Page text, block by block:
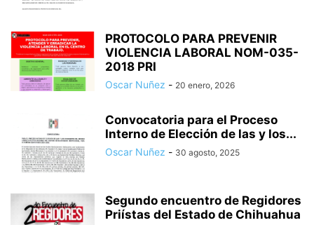
PROTOCOLO PARA PREVENIR
VIOLENCIA LABORAL NOM-035-
2018 PRI
Oscar Nuñez - 20 enero, 2026
Convocatoria para el Proceso
Interno de Elección de las y los...
Oscar Nuñez - 30 agosto, 2025
Segundo encuentro de Regidores
Priístas del Estado de Chihuahua